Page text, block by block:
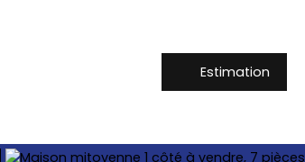
Estimation